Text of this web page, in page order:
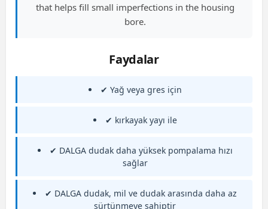
that helps fill small imperfections in the housing
bore.
Faydalar
✔ Yağ veya gres için
✔ kırkayak yayı ile
✔ DALGA dudak daha yüksek pompalama hızı
sağlar
✔ DALGA dudak, mil ve dudak arasında daha az
sürtünmeye sahiptir